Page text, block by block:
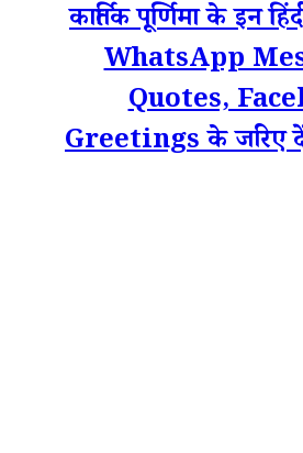
कार्तिक पूर्णिमा के इन
WhatsApp
Quotes,
Greetings के जरिए